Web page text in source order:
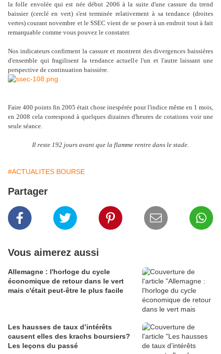
la folle envolée qui est née début 2006 à la suite d'une cassure du trend
baissier (cerclé en vert) s'est terminée relativement à sa tendance (droites
vertes) courant novembre et le SSEC vient de se poser à un endroit tout à fait
remarquable comme vous pouvez le constater.
Nos indicateurs confirment la cassure et montrent des divergences baissières
d'ensemble qui fragilisent la tendance actuelle l'un et l'autre laissant une
perspective de continuation baissière.
Faire 400 points fin 2005 était chose inespérée pour l'indice même en 1 mois,
en 2008 cela correspond à quelques dizaines d'heures de cotations voir une
seule séance.
Il reste 192 jours avant que la flamme rentre dans le stade.
#ACTUALITES BOURSE
Partager
Vous aimerez aussi
Allemagne : l'horloge du cycle
économique de retour dans le vert
mais c'était peut-être le plus facile
Les hausses de taux d’intérêts
causent elles des krachs boursiers?
Les leçons du passé